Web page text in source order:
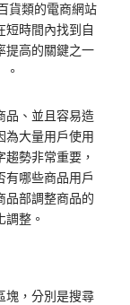
貨類的電商網站
短時間內找到自
提高的關鍵之一
品、並且容易造
為大量用戶使用
勢非常重要，
有哪些商品用戶
品部調整商品的
整。
塊，分別是搜尋